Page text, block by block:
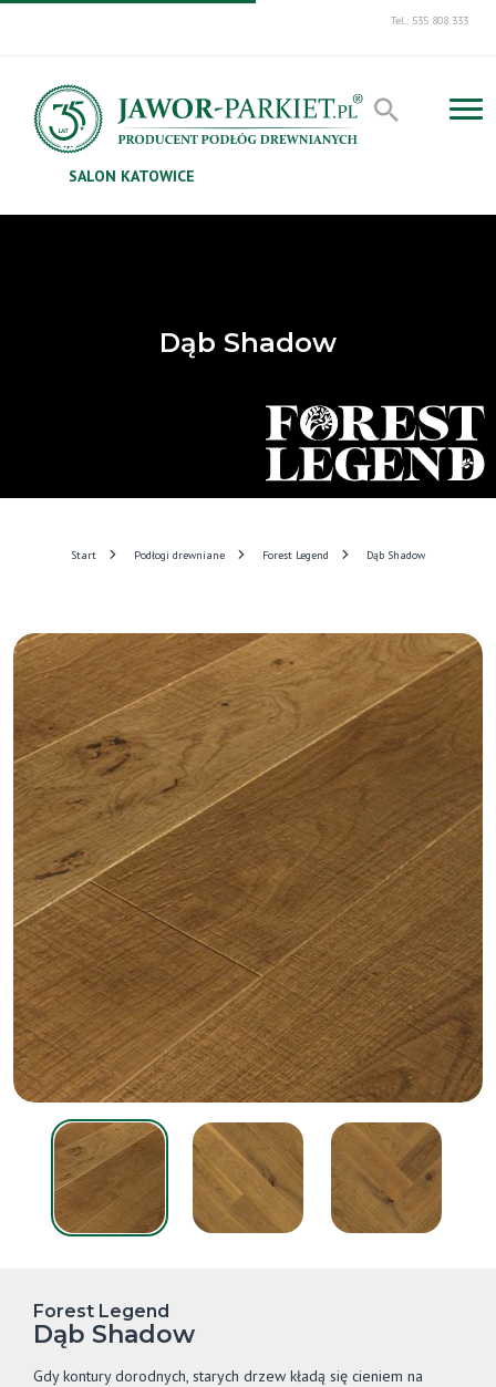
Tel.: 535 808 333
SALON KATOWICE
Dąb Shadow
Start Podłogi drewniane Forest Legend Dąb Shadow
Forest Legend
Dąb Shadow
Gdy kontury dorodnych, starych drzew kładą się cieniem na